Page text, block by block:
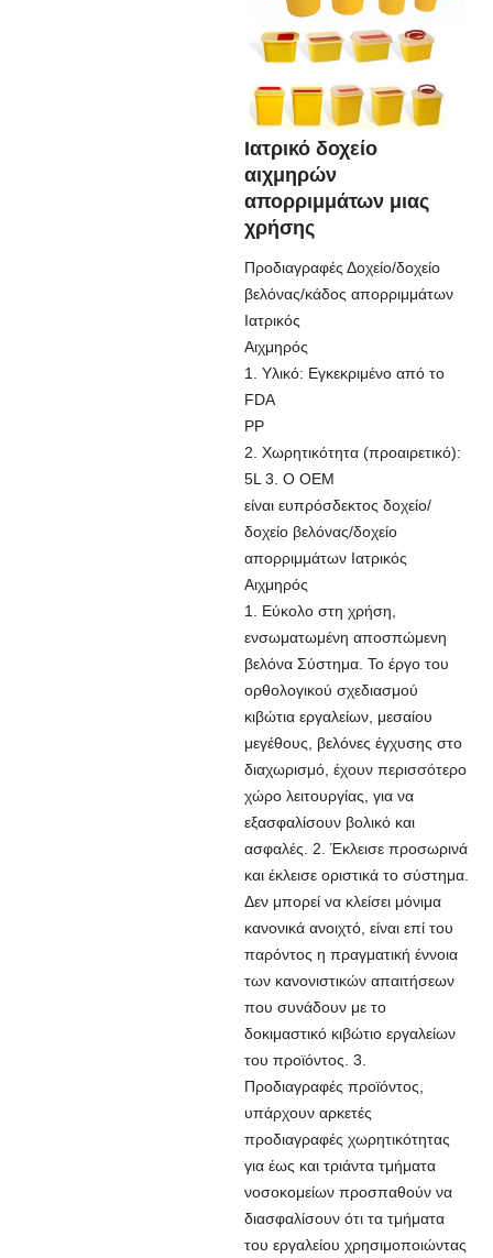
Ιατρικό δοχείο
αιχμηρών
απορριμμάτων μιας
χρήσης
Προδιαγραφές Δοχείο/δοχείο
βελόνας/κάδος απορριμμάτων
Ιατρικός
Αιχμηρός
1. Υλικό: Εγκεκριμένο από το
FDA
PP
2. Χωρητικότητα (προαιρετικό):
5L 3. Ο OEM
είναι ευπρόσδεκτος δοχείο/
δοχείο βελόνας/δοχείο
απορριμμάτων Ιατρικός
Αιχμηρός
1. Εύκολο στη χρήση,
ενσωματωμένη αποσπώμενη
βελόνα Σύστημα. Το έργο του
ορθολογικού σχεδιασμού
κιβώτια εργαλείων, μεσαίου
μεγέθους, βελόνες έγχυσης στο
διαχωρισμό, έχουν περισσότερο
χώρο λειτουργίας, για να
εξασφαλίσουν βολικό και
ασφαλές. 2. Έκλεισε προσωρινά
και έκλεισε οριστικά το σύστημα.
Δεν μπορεί να κλείσει μόνιμα
κανονικά ανοιχτό, είναι επί του
παρόντος η πραγματική έννοια
των κανονιστικών απαιτήσεων
που συνάδουν με το
δοκιμαστικό κιβώτιο εργαλείων
του προϊόντος. 3.
Προδιαγραφές προϊόντος,
υπάρχουν αρκετές
προδιαγραφές χωρητικότητας
για έως και τριάντα τμήματα
νοσοκομείων προσπαθούν να
διασφαλίσουν ότι τα τμήματα
του εργαλείου χρησιμοποιώντας